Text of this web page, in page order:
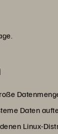
Daten
Linux-